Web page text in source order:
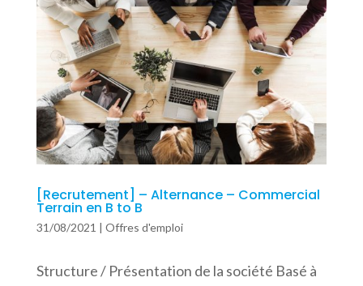
[Recrutement] – Alternance – Commercial
Terrain en B to B
31/08/2021 | Offres d'emploi
Structure / Présentation de la société Basé à